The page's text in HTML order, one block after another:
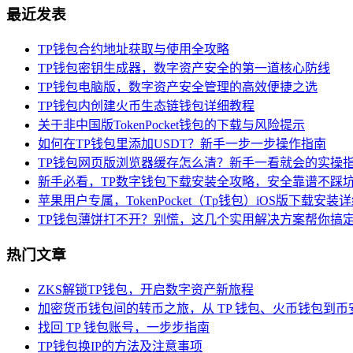
最近发表
TP钱包合约地址获取与使用全攻略
TP钱包密钥生成器，数字资产安全的第一道核心防线
TP钱包电脑版，数字资产安全管理的高效便捷之选
TP钱包内创建火币生态链钱包详细教程
关于非中国版TokenPocket钱包的下载与风险提示
如何在TP钱包里添加USDT？新手一步一步操作指南
TP钱包网页版浏览器缓存怎么清？新手一看就会的实操
新手必看，TP数字钱包下载安装全攻略，安全靠谱不踩
苹果用户专属，TokenPocket（Tp钱包）iOS版下载安装
TP钱包薄饼打不开？别慌，这几个实用解决方案帮你搞
热门文章
ZKS解锁TP钱包，开启数字资产新旅程
加密货币钱包间的转币之旅，从 TP 钱包、火币钱包到币
找回 TP 钱包账号，一步步指南
TP钱包换IP的方法及注意事项